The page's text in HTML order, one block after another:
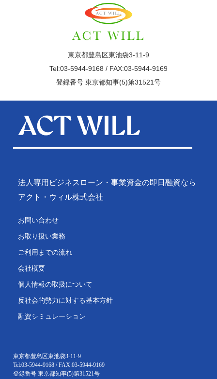
東京都豊島区東池袋3-11-9
Tel:03-5944-9168 / FAX:03-5944-9169
登録番号 東京都知事(5)第31521号
法人専用ビジネスローン・事業資金の即日融資なら
アクト・ウィル株式会社
お問い合わせ
お取り扱い業務
ご利用までの流れ
会社概要
個人情報の取扱について
反社会的勢力に対する基本方針
融資シミュレーション
東京都豊島区東池袋3-11-9
Tel:03-5944-9168 / FAX:03-5944-9169
登録番号 東京都知事(5)第31521号